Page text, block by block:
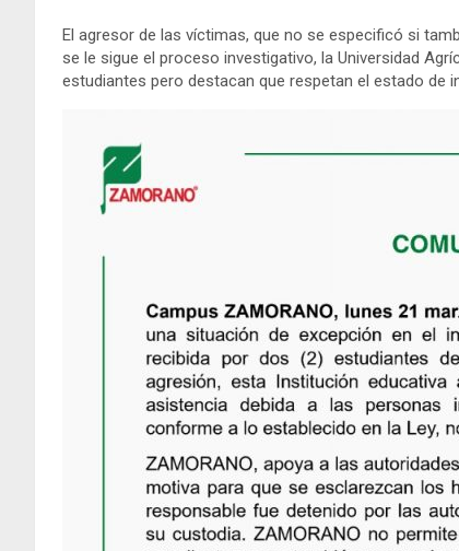
El agresor de las víctimas, que no se especificó si
se le sigue el proceso investigativo, la Universidad
estudiantes pero destacan que respetan el estado de